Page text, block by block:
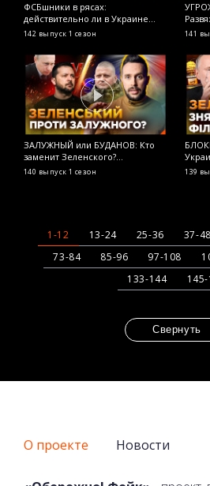
ФСБшники в рясах:
действительно ли в Украине
«преследуют христиан»?
142 выпуск 1 сезон 141
ЗАЛУЖНЫЙ или БУДАНОВ: Кто
заменит Зеленского?
ОСТОРОЖНО! ФЕЙК
140 выпуск 1 сезон 139
1-12 13-24 25-36 37-48
73-84
85-96 97-108
133-144
Свернуть
О проекте Новости